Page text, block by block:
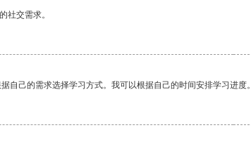
社交需求。
自己的需求选择学习方式。我可以根据自己的时间安排学习进度。